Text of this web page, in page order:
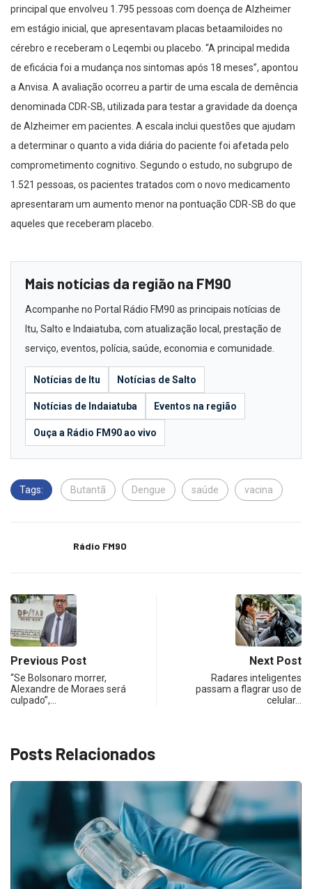
principal que envolveu 1.795 pessoas com doença de Alzheimer
em estágio inicial, que apresentavam placas betaamiloides no
cérebro e receberam o Leqembi ou placebo. “A principal medida
de eficácia foi a mudança nos sintomas após 18 meses”, apontou
a Anvisa. A avaliação ocorreu a partir de uma escala de demência
denominada CDR-SB, utilizada para testar a gravidade da doença
de Alzheimer em pacientes. A escala inclui questões que ajudam
a determinar o quanto a vida diária do paciente foi afetada pelo
comprometimento cognitivo. Segundo o estudo, no subgrupo de
1.521 pessoas, os pacientes tratados com o novo medicamento
apresentaram um aumento menor na pontuação CDR-SB do que
aqueles que receberam placebo.
Mais notícias da região na FM90
Acompanhe no Portal Rádio FM90 as principais notícias de
Itu, Salto e Indaiatuba, com atualização local, prestação de
serviço, eventos, polícia, saúde, economia e comunidade.
Notícias de Itu Notícias de Salto
Notícias de Indaiatuba Eventos na região
Ouça a Rádio FM90 ao vivo
Tags: Butantã Dengue saúde vacina
Rádio FM90
Previous Post
“Se Bolsonaro morrer,
Alexandre de Moraes será
culpado”,…
Next Post
Radares inteligentes
passam a flagrar uso de
celular…
Posts Relacionados